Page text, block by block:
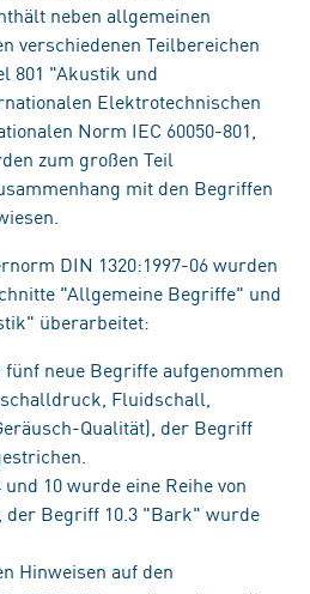
neben allgemeinen
verschiedenen Teilbereichen
801 "Akustik und
Elektrotechnischen
Norm IEC 60050-801,
zum großen Teil
mit den Begriffen
DIN 1320:1997-06 wurden
"Allgemeine Begriffe" und
überarbeitet:
neue Begriffe aufgenommen
Fluidschall,
Qualität), der Begriff
10 wurde eine Reihe von
Begriff 10.3 "Bark" wurde
Hinweisen auf den